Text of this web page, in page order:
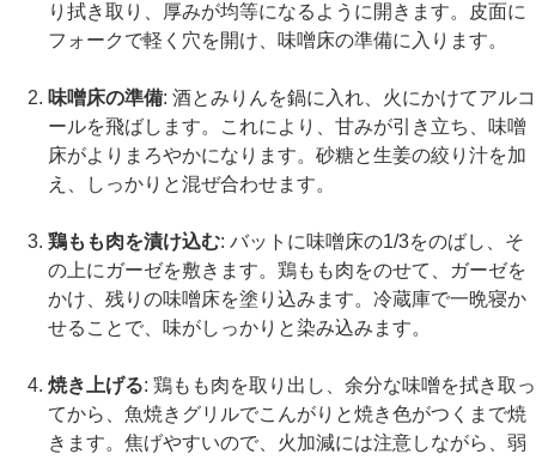
り拭き取り、厚みが均等になるように開きます。皮面に
フォークで軽く穴を開け、味噌床の準備に入ります。
味噌床の準備: 酒とみりんを鍋に入れ、火にかけてアルコ
ールを飛ばします。これにより、甘みが引き立ち、味噌
床がよりまろやかになります。砂糖と生姜の絞り汁を加
え、しっかりと混ぜ合わせます。
鶏もも肉を漬け込む: バットに味噌床の1/3をのばし、そ
の上にガーゼを敷きます。鶏もも肉をのせて、ガーゼを
かけ、残りの味噌床を塗り込みます。冷蔵庫で一晩寝か
せることで、味がしっかりと染み込みます。
焼き上げる: 鶏もも肉を取り出し、余分な味噌を拭き取っ
てから、魚焼きグリルでこんがりと焼き色がつくまで焼
きます。焦げやすいので、火加減には注意しながら、弱